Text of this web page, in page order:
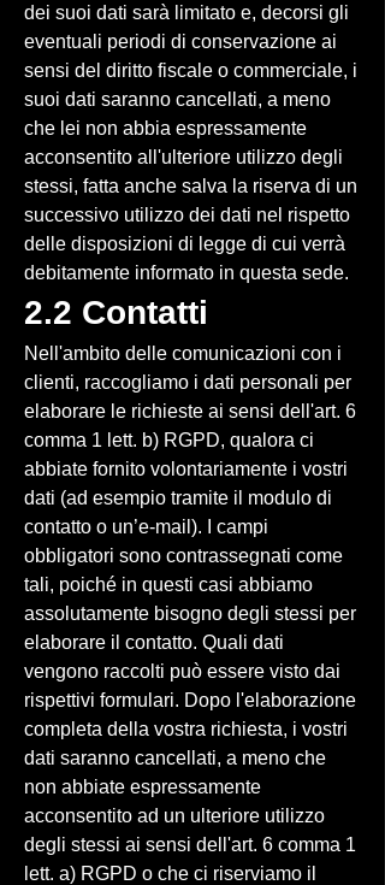
dei suoi dati sarà limitato e, decorsi gli
eventuali periodi di conservazione ai
sensi del diritto fiscale o commerciale, i
suoi dati saranno cancellati, a meno
che lei non abbia espressamente
acconsentito all'ulteriore utilizzo degli
stessi, fatta anche salva la riserva di un
successivo utilizzo dei dati nel rispetto
delle disposizioni di legge di cui verrà
debitamente informato in questa sede.
2.2 Contatti
Nell'ambito delle comunicazioni con i
clienti, raccogliamo i dati personali per
elaborare le richieste ai sensi dell'art. 6
comma 1 lett. b) RGPD, qualora ci
abbiate fornito volontariamente i vostri
dati (ad esempio tramite il modulo di
contatto o un’e-mail). I campi
obbligatori sono contrassegnati come
tali, poiché in questi casi abbiamo
assolutamente bisogno degli stessi per
elaborare il contatto. Quali dati
vengono raccolti può essere visto dai
rispettivi formulari. Dopo l'elaborazione
completa della vostra richiesta, i vostri
dati saranno cancellati, a meno che
non abbiate espressamente
acconsentito ad un ulteriore utilizzo
degli stessi ai sensi dell'art. 6 comma 1
lett. a) RGPD o che ci riserviamo il